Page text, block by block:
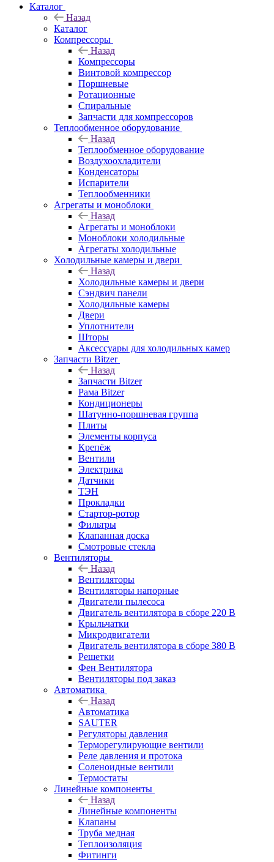
Каталог
Назад
Каталог
Компрессоры
Назад
Компрессоры
Винтовой компрессор
Поршневые
Ротационные
Спиральные
Запчасти для компрессоров
Теплообменное оборудование
Назад
Теплообменное оборудование
Воздухоохладители
Конденсаторы
Испарители
Теплообменники
Агрегаты и моноблоки
Назад
Агрегаты и моноблоки
Моноблоки холодильные
Агрегаты холодильные
Холодильные камеры и двери
Назад
Холодильные камеры и двери
Сэндвич панели
Холодильные камеры
Двери
Уплотнители
Шторы
Аксессуары для холодильных камер
Запчасти Bitzer
Назад
Запчасти Bitzer
Рама Bitzer
Кондиционеры
Шатунно-поршневая группа
Плиты
Элементы корпуса
Крепёж
Вентили
Электрика
Датчики
ТЭН
Прокладки
Стартор-ротор
Фильтры
Клапанная доска
Смотровые стекла
Вентиляторы
Назад
Вентиляторы
Вентиляторы напорные
Двигатели пылесоса
Двигатель вентилятора в сборе 220 В
Крыльчатки
Микродвигатели
Двигатель вентилятора в сборе 380 В
Решетки
Фен Вентилятора
Вентиляторы под заказ
Автоматика
Назад
Автоматика
SAUTER
Регуляторы давления
Терморегулирующие вентили
Реле давления и протока
Соленоидные вентили
Термостаты
Линейные компоненты
Назад
Линейные компоненты
Клапаны
Труба медная
Теплоизоляция
Фитинги